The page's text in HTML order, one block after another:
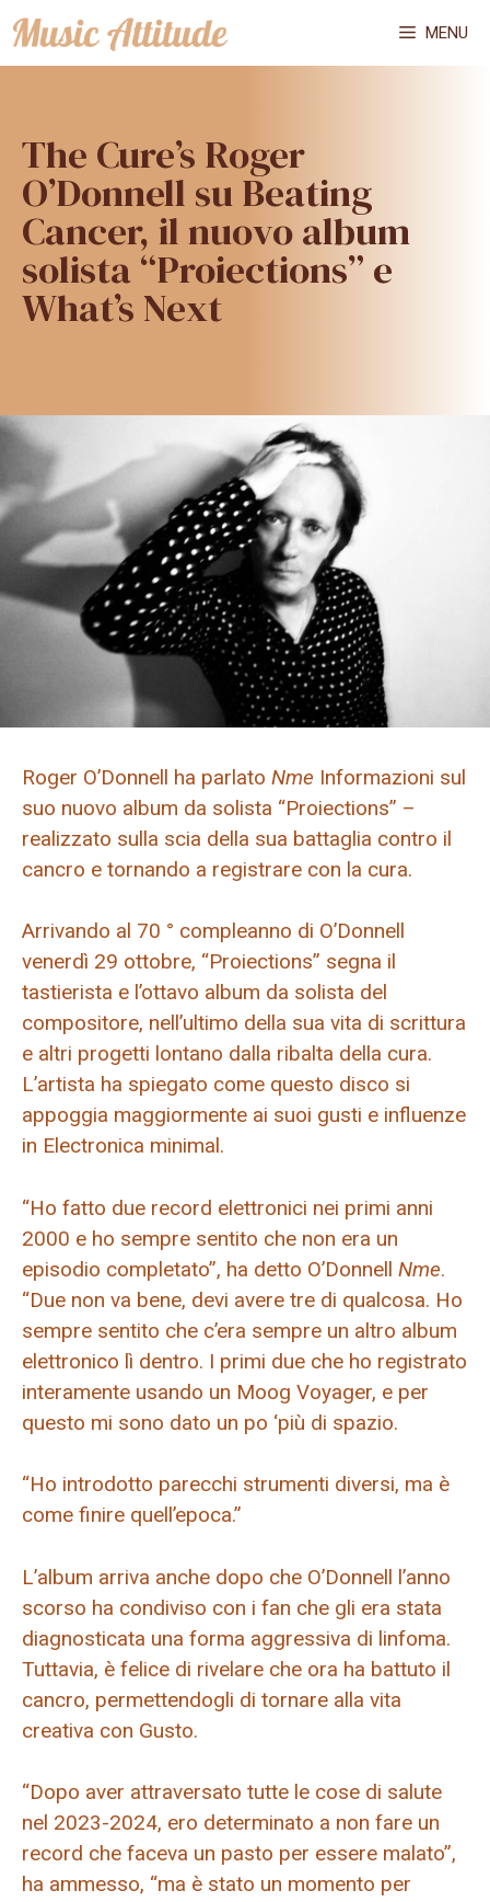
Vai
al
MENU
The Cure’s Roger
O’Donnell su Beating
Cancer, il nuovo album
solista “Proiections” e
What’s Next
Roger O’Donnell ha parlato Nme Informazioni sul
suo nuovo album da solista “Proiections” –
realizzato sulla scia della sua battaglia contro il
cancro e tornando a registrare con la cura.
Arrivando al 70 ° compleanno di O’Donnell
venerdì 29 ottobre, “Proiections” segna il
tastierista e l’ottavo album da solista del
compositore, nell’ultimo della sua vita di scrittura
e altri progetti lontano dalla ribalta della cura.
L’artista ha spiegato come questo disco si
appoggia maggiormente ai suoi gusti e influenze
in Electronica minimal.
“Ho fatto due record elettronici nei primi anni
2000 e ho sempre sentito che non era un
episodio completato”, ha detto O’Donnell Nme.
“Due non va bene, devi avere tre di qualcosa. Ho
sempre sentito che c’era sempre un altro album
elettronico lì dentro. I primi due che ho registrato
interamente usando un Moog Voyager, e per
questo mi sono dato un po ‘più di spazio.
“Ho introdotto parecchi strumenti diversi, ma è
come finire quell’epoca.”
L’album arriva anche dopo che O’Donnell l’anno
scorso ha condiviso con i fan che gli era stata
diagnosticata una forma aggressiva di linfoma.
Tuttavia, è felice di rivelare che ora ha battuto il
cancro, permettendogli di tornare alla vita
creativa con Gusto.
“Dopo aver attraversato tutte le cose di salute
nel 2023-2024, ero determinato a non fare un
record che faceva un pasto per essere malato”,
ha ammesso, “ma è stato un momento per